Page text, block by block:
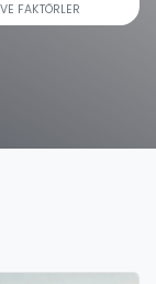
FAKTÖRLER